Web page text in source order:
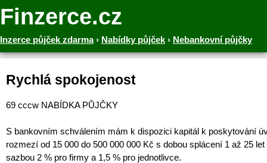
Finzerce.cz
Inzerce půjček zdarma› Nabídky půjček › Nebankovní půjčky
Rychlá spokojenost
69 cccw NABÍDKA PŮJČKY
S bankovním schválením mám k dispozici kapitál k poskytování
rozmezí od 15 000 do 500 000 000 Kč s dobou splácení 1 až 25
sazbou 2 % pro firmy a 1,5 % pro jednotlivce.